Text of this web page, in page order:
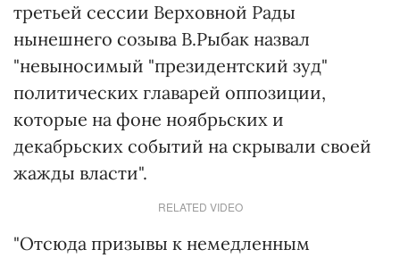
третьей сессии Верховной Рады
нынешнего созыва В.Рыбак назвал
"невыносимый "президентский зуд"
политических главарей оппозиции,
которые на фоне ноябрьских и
декабрьских событий на скрывали своей
жажды власти".
RELATED VIDEO
"Отсюда призывы к немедленным